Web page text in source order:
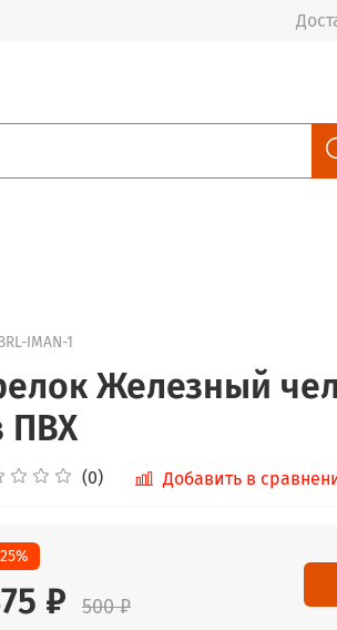
IMAN-1
Железный
ПВХ
(0) Добавить в
₽ 500 ₽